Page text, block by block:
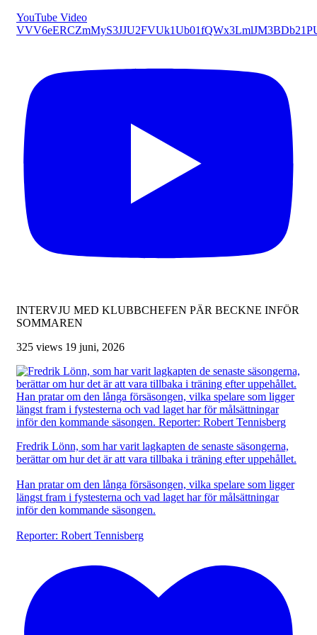
YouTube Video
INTERVJU MED KLUBBCHEFEN PÄR BECKNE INFÖR
SOMMAREN
325 views 19 juni, 2026
Fredrik Lönn, som har varit lagkapten de senaste säsongerna,
berättar om hur det är att vara tillbaka i träning efter uppehållet.
Han pratar om den långa försäsongen, vilka spelare som ligger
längst fram i fystesterna och vad laget har för målsättningar
inför den kommande säsongen.
Reporter: Robert Tennisberg